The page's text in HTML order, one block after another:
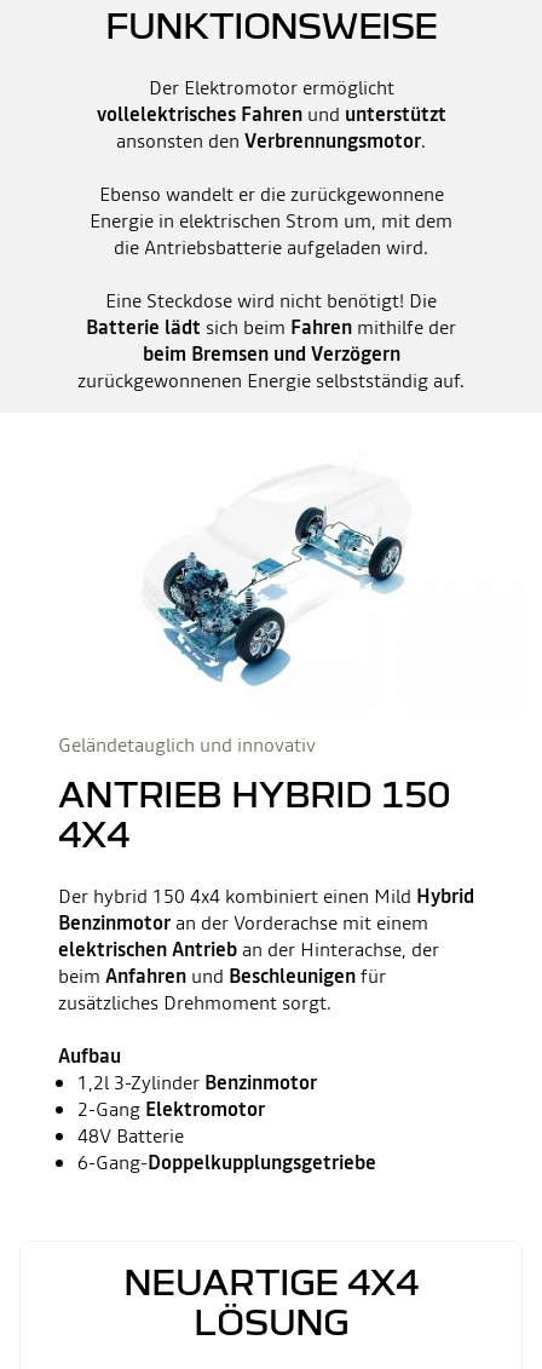
FUNKTIONSWEISE
Der Elektromotor ermöglicht
vollelektrisches Fahrenund unterstützt
ansonsten den Verbrennungsmotor.
Ebenso wandelt er die zurückgewonnene
Energie in elektrischen Strom um, mit dem
die Antriebsbatterie aufgeladen wird.
Eine Steckdose wird nicht benötigt! Die
Batterie lädt sich beim Fahren mithilfe der
beim Bremsen und Verzögern
zurückgewonnenen Energie selbstständig auf.
Geländetauglich und innovativ
ANTRIEB HYBRID 150
4X4
Der hybrid 150 4x4 kombiniert einen Mild Hybrid
Benzinmotor an der Vorderachse mit einem
elektrischen Antrieb an der Hinterachse, der
beim Anfahren und Beschleunigenfür
zusätzliches Drehmoment sorgt.
Aufbau
1,2l 3-Zylinder Benzinmotor
2-Gang Elektromotor
48V Batterie
6-Gang-Doppelkupplungsgetriebe
NEUARTIGE 4X4
LÖSUNG